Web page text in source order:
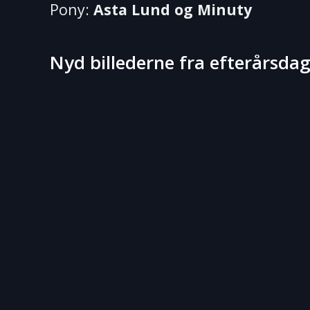
Pony: Asta Lund og Minuty
Nyd billederne fra